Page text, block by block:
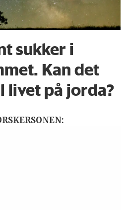
sukker i
Kan det
livet på jorda?